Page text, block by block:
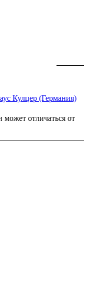
Кулцер (Германия)
может отличаться от